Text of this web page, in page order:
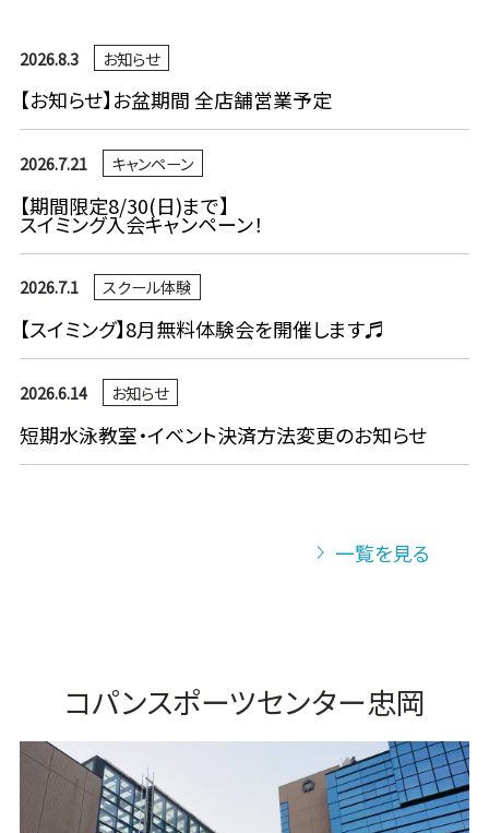
【お知らせ】お盆期間 全店舗営業予定
2026.8.3 お知らせ
【期間限定8/30(日)まで】
スイミング入会キャンペーン！
2026.7.21 キャンペーン
【スイミング】8月無料体験会を開催します♬
2026.7.1 スクール体験
短期水泳教室・イベント決済方法変更のお知らせ
2026.6.14 お知らせ
一覧を見る
コパンスポーツセンター忠岡